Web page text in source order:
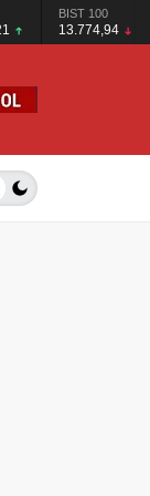
BIST 100
13.774,94